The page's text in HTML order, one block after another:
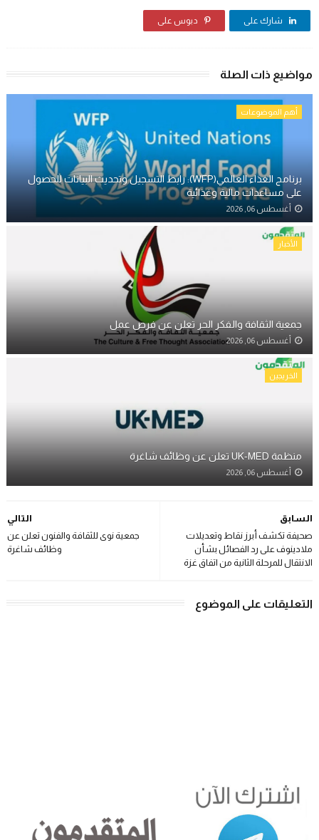
شارك على دبوس على
مواضيع ذات الصلة
أهم الموضوعات
برنامج الغذاء العالمي(WFP): رابط التسجيل وتحديث البيانات للحصول
على مساعدات مالية وغذائية
أغسطس 06, 2026
الأخبار
جمعية الثقافة والفكر الحر تعلن عن فرص عمل
أغسطس 06, 2026
الخريجين
منظمة UK-MED تعلن عن وظائف شاغرة
أغسطس 06, 2026
التالي
جمعية نوى للثقافة والفنون تعلن عن
وظائف شاغرة
السابق
صحيفة تكشف أبرز نقاط وتعديلات
ملادينوف على رد الفصائل بشأن
الانتقال للمرحلة الثانية من اتفاق غزة
التعليقات على الموضوع